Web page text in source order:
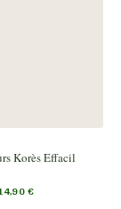
Korès Effacil
€